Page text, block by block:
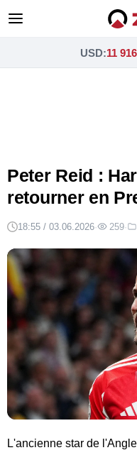
USD:11 916
Peter Reid :
retourner en
18:55 / 03.06.2026· 259·
L'ancienne star de